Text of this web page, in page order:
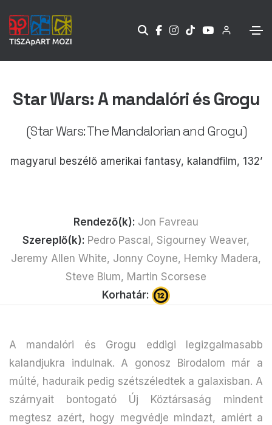
Star Wars: A mandalóri és Grogu
(Star Wars: The Mandalorian and Grogu)
magyarul beszélő amerikai fantasy, kalandfilm, 132’
Rendező(k): Jon Favreau
Szereplő(k): Pedro Pascal, Sigourney Weaver,
Jeremy Allen White, Jonny Coyne, Hemky Madera,
Steve Blum, Martin Scorsese
Korhatár:
A mandalóri és Grogu eddigi legizgalmasabb
kalandjukra indulnak. A gonosz Birodalom már a
múlté, haduraik pedig szétszéledtek a galaxisban. A
szárnyait bontogató Új Köztársaság mindent
megtesz azért, hogy megvédje mindazt, amiért a